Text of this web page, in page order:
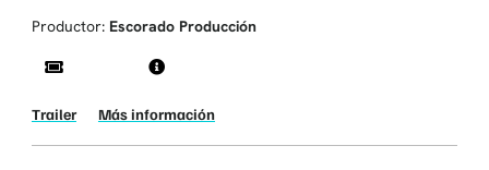
Productor: Escorado Producción
Trailer Más información